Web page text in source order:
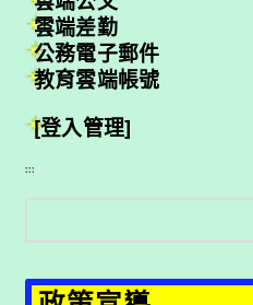
雲端差勤
公務電子郵件
教育雲端帳號
[登入管理]
:::
尋